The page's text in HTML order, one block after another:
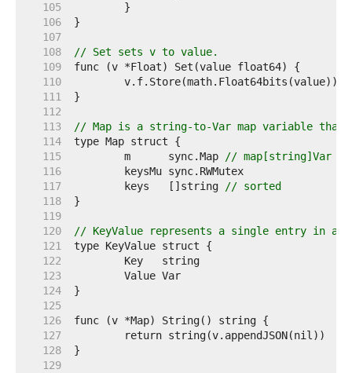
   105
   106
   107
   108
// Set sets v to value.
   109
   110
   111
   112
   113
// Map is a string-to-Var map variable
   114
   115
	m      sync.Map
// map[string]Var
   116
   117
	keys   []string
// sorted
   118
   119
   120
// KeyValue represents a single entry in a
   121
   122
   123
   124
   125
   126
   127
   128
   129